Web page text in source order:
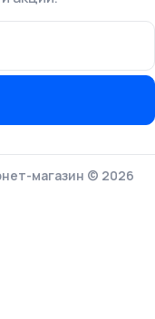
магазин © 2026